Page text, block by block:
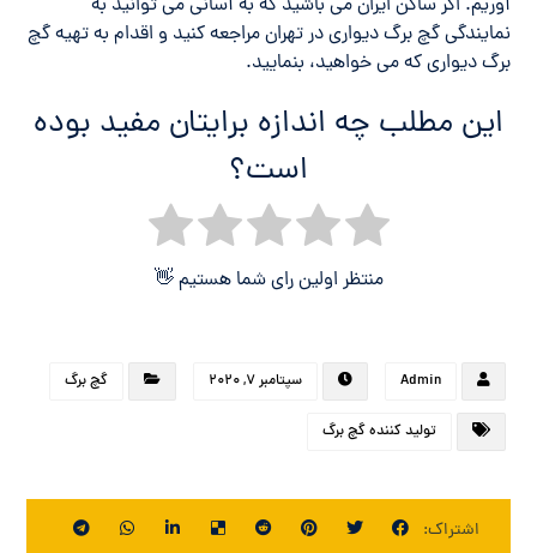
آوریم. اگر ساکن ایران می باشید که به آسانی می توانید به
نمایندگی گچ برگ دیواری در تهران مراجعه کنید و اقدام به تهیه گچ
برگ دیواری که می خواهید، بنمایید.
این مطلب چه اندازه برایتان مفید بوده
است؟
منتظر اولین رای شما هستیم 👋
Admin سپتامبر ۷, ۲۰۲۰ گچ برگ
تولید کننده گچ برگ